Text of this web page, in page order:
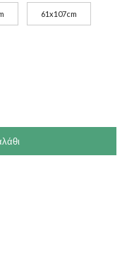
61x107cm